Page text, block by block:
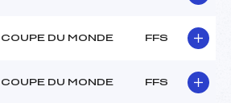
COUPE DU MONDE FFS
COUPE DU MONDE FFS